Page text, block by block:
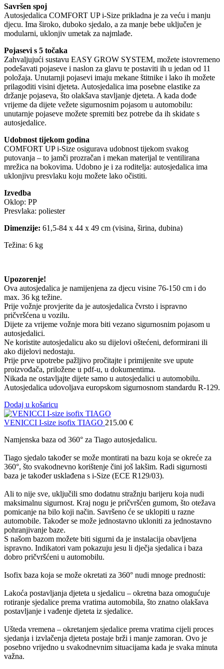
Savršen spoj
Autosjedalica COMFORT UP i-Size prikladna je za veću i manju
djecu. Ima široko, duboko sjedalo, a za manje bebe uključen je
modularni, uklonjiv umetak za najmlađe.
Pojasevi s 5 točaka
Zahvaljujući sustavu EASY GROW SYSTEM, možete istovremeno
podešavati pojaseve i naslon za glavu te postaviti ih u jedan od 11
položaja. Unutarnji pojasevi imaju mekane štitnike i lako ih možete
prilagoditi visini djeteta. Autosjedalica ima posebne elastike za
držanje pojaseva, što olakšava stavljanje djeteta. A kada dođe
vrijeme da dijete vežete sigurnosnim pojasom u automobilu:
unutarnje pojaseve možete spremiti bez potrebe da ih skidate s
autosjedalice.
Udobnost tijekom godina
COMFORT UP i-Size osigurava udobnost tijekom svakog
putovanja – to jamči prozračan i mekan materijal te ventilirana
mrežica na bokovima. Udobno je i za roditelja: autosjedalica ima
uklonjivu presvlaku koju možete lako očistiti.
Izvedba
Oklop: PP
Presvlaka: poliester
Dimenzije: 61,5-84 x 44 x 49 cm (visina, širina, dubina)
Težina: 6 kg
Upozorenje!
Ova autosjedalica je namijenjena za djecu visine 76-150 cm i do
max. 36 kg težine.
Prije vožnje provjerite da je autosjedalica čvrsto i ispravno
pričvršćena u vozilu.
Dijete za vrijeme vožnje mora biti vezano sigurnosnim pojasom u
autosjedalici.
Ne koristite autosjedalicu ako su dijelovi oštećeni, deformirani ili
ako dijelovi nedostaju.
Prije prve upotrebe pažljivo pročitajte i primijenite sve upute
proizvođača, priložene u pdf-u, u dokumentima.
Nikada ne ostavljajte dijete samo u autosjedalici u automobilu.
Autosjedalica udovoljava europskom sigurnosnom standardu R-129.
Dodaj u košaricu
VENICCI I-size isofix TIAGO 215.00 €
Namjenska baza od 360° za Tiago autosjedalicu.
Tiago sjedalo također se može montirati na bazu koja se okreće za
360°, što svakodnevno korištenje čini još lakšim. Radi sigurnosti
baza je također usklađena s i-Size (ECE R129/03).
Ali to nije sve, uključili smo dodatnu stražnju barijeru koja nudi
maksimalnu sigurnost. Kraj nogu je pričvršćen gumom, što otežava
pomicanje na bilo koji način. Savršeno će se uklopiti u razne
automobile. Također se može jednostavno ukloniti za jednostavno
pohranjivanje baze.
S našom bazom možete biti sigurni da je instalacija obavljena
ispravno. Indikatori vam pokazuju jesu li dječja sjedalica i baza
dobro pričvršćeni u automobilu.
Isofix baza koja se može okretati za 360° nudi mnoge prednosti:
Lakoća postavljanja djeteta u sjedalicu – okretna baza omogućuje
rotiranje sjedalice prema vratima automobila, što znatno olakšava
postavljanje i vađenje djeteta iz sjedalice.
Ušteda vremena – okretanjem sjedalice prema vratima cijeli proces
sjedanja i izvlačenja djeteta postaje brži i manje zamoran. Ovo je
posebno vrijedno u svakodnevnim situacijama kada je svaka minuta
važna.